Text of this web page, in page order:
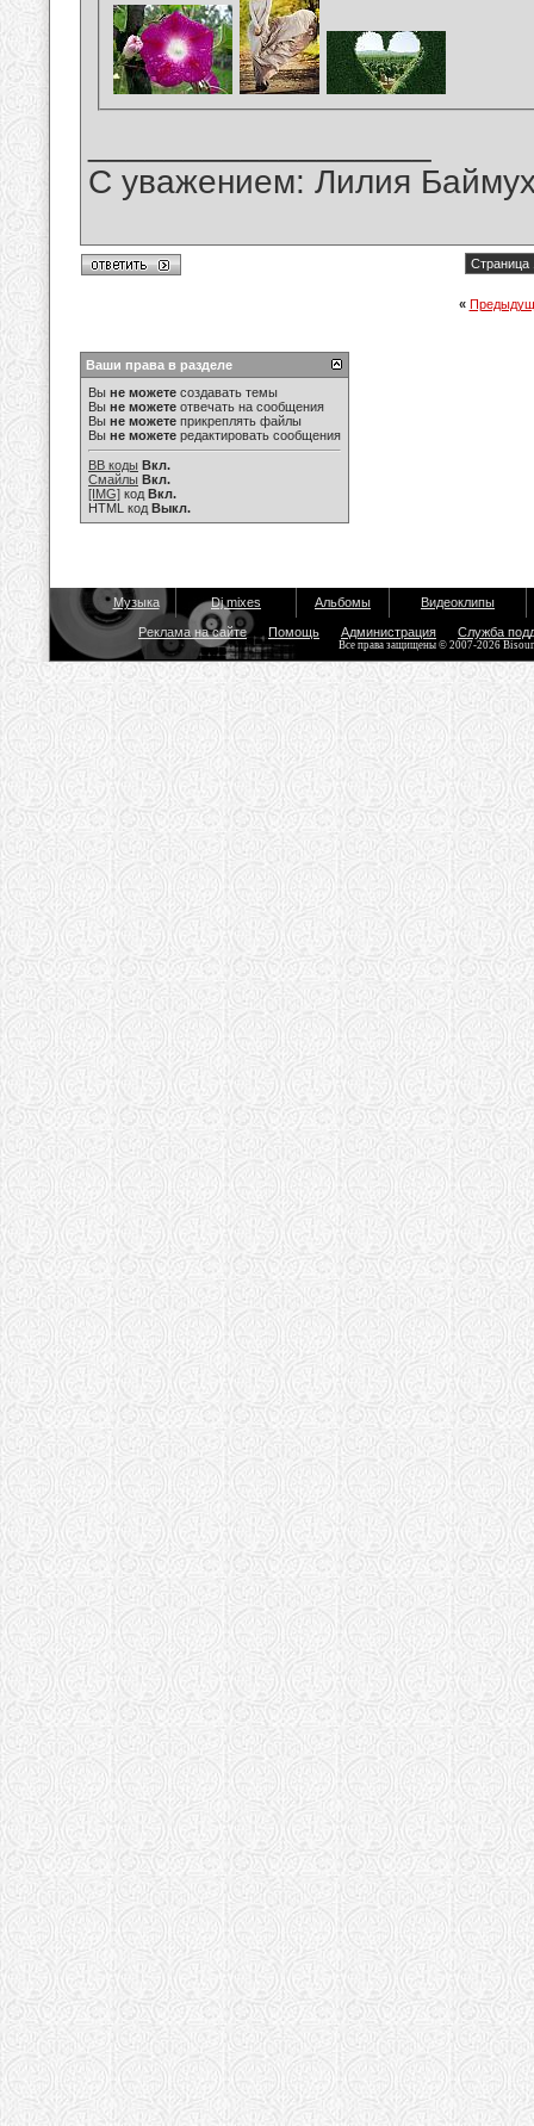
С уважением: Лилия
Страница
«
Ваши права в разделе
Вы не можете создавать темы
Вы не можете отвечать на сообщения
Вы не можете прикреплять файлы
Вы не можете редактировать сообщения
BB коды Вкл.
Смайлы Вкл.
[IMG] код Вкл.
HTML код Выкл.
Музыка Dj mixes Альбомы Видеоклипы
Реклама на сайте Помощь Администрация Служба
Все права защищены © 2007-2026